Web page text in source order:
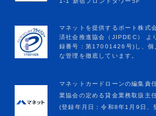
マネットカードローンの編集責
業協会の定める貸金業務取扱主
(登録年月日：令和8年1月9日